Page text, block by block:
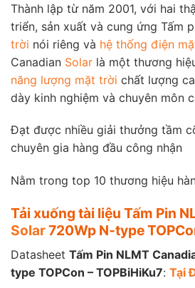
Thành lập từ năm 2001, với hai
triển, sản xuất và cung ứng Tấm
trời nói riêng và hệ thống điện
Canadian Solar là một thương
năng lượng mặt trời chất lượng
dày kinh nghiệm và chuyên môn
Đạt được nhiều giải thưởng tầm
chuyên gia hàng đầu công nhận
Nằm trong top 10 thương hiệu
Tải xuống tài liệu Tấm Pin
Solar720Wp N-type
Datasheet Tấm Pin NLMT
type TOPCon – TOPBiHiKu7: Tại